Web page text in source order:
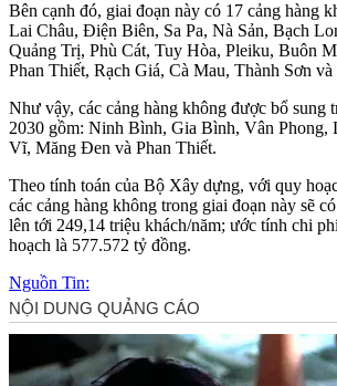
Bên cạnh đó, giai đoạn này có 17 cảng hàng
Lai Châu, Điện Biên, Sa Pa, Nà Sản, Bạch
Quảng Trị, Phù Cát, Tuy Hòa, Pleiku, Buôn
Phan Thiết, Rạch Giá, Cà Mau, Thành Sơn
Như vậy, các cảng hàng không được bổ sung
2030 gồm: Ninh Bình, Gia Bình, Vân Phong,
Vĩ, Măng Đen và Phan Thiết.
Theo tính toán của Bộ Xây dựng, với quy
các cảng hàng không trong giai đoạn này sẽ
lên tới 249,14 triệu khách/năm; ước tính chi
hoạch là 577.572 tỷ đồng.
Nguồn Tin: